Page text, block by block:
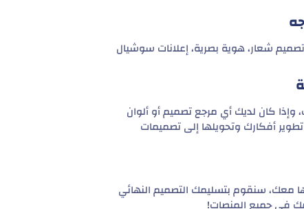
شعار، هوية بصرية، إعلانات سوشيال
وإذا كان لديك أي مرجع تصميم أو ألوان
أفكارك وتحويلها إلى تصميمات
معك، سنقوم بتسليمك التصميم النهائي